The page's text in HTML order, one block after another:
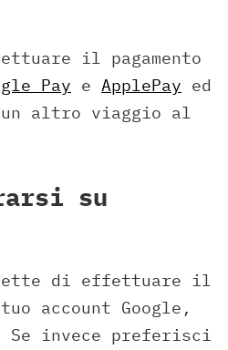
il pagamento
Pay e ApplePay ed
un altro viaggio al
su
di effettuare il
account Google,
Se invece preferisci